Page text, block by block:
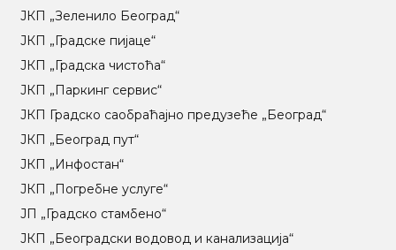
ЈКП „Зеленило Београд“
ЈКП „Градске пијаце“
ЈКП „Градска чистоћа“
ЈКП „Паркинг сервис“
ЈКП Градско саобраћајно предузеће „Београд“
ЈКП „Београд пут“
ЈКП „Инфостан“
ЈКП „Погребне услуге“
ЈП „Градско стамбено“
ЈКП „Београдски водовод и канализација“